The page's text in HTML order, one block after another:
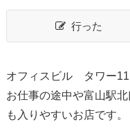
行った
オフィスビル タワー
お仕事の途中や富山駅
も入りやすいお店です。